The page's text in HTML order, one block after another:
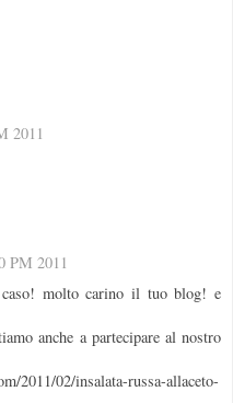
2011
PM 2011
molto carino il tuo blog! e
anche a partecipare al nostro
2011/02/insalata-russa-allaceto-